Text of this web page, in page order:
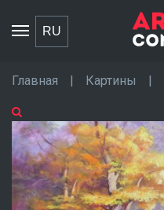
Toggle
navigation
RU
Главная | Картины |